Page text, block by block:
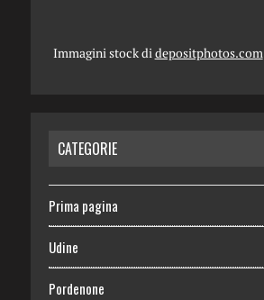
Immagini stock didepositphotos.com
CATEGORIE
Prima pagina
Udine
Pordenone